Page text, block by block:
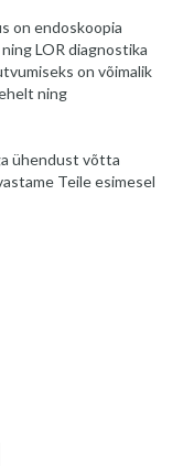
on endoskoopia
LOR diagnostika
on võimalik
ning
ühendust võtta
Teile esimesel